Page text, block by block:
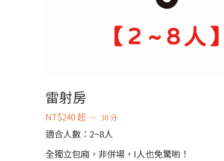
雷射房
NT$240 起 30 分
適合人數：2~8人
全獨立包廂，非併場，I人也免驚喲！